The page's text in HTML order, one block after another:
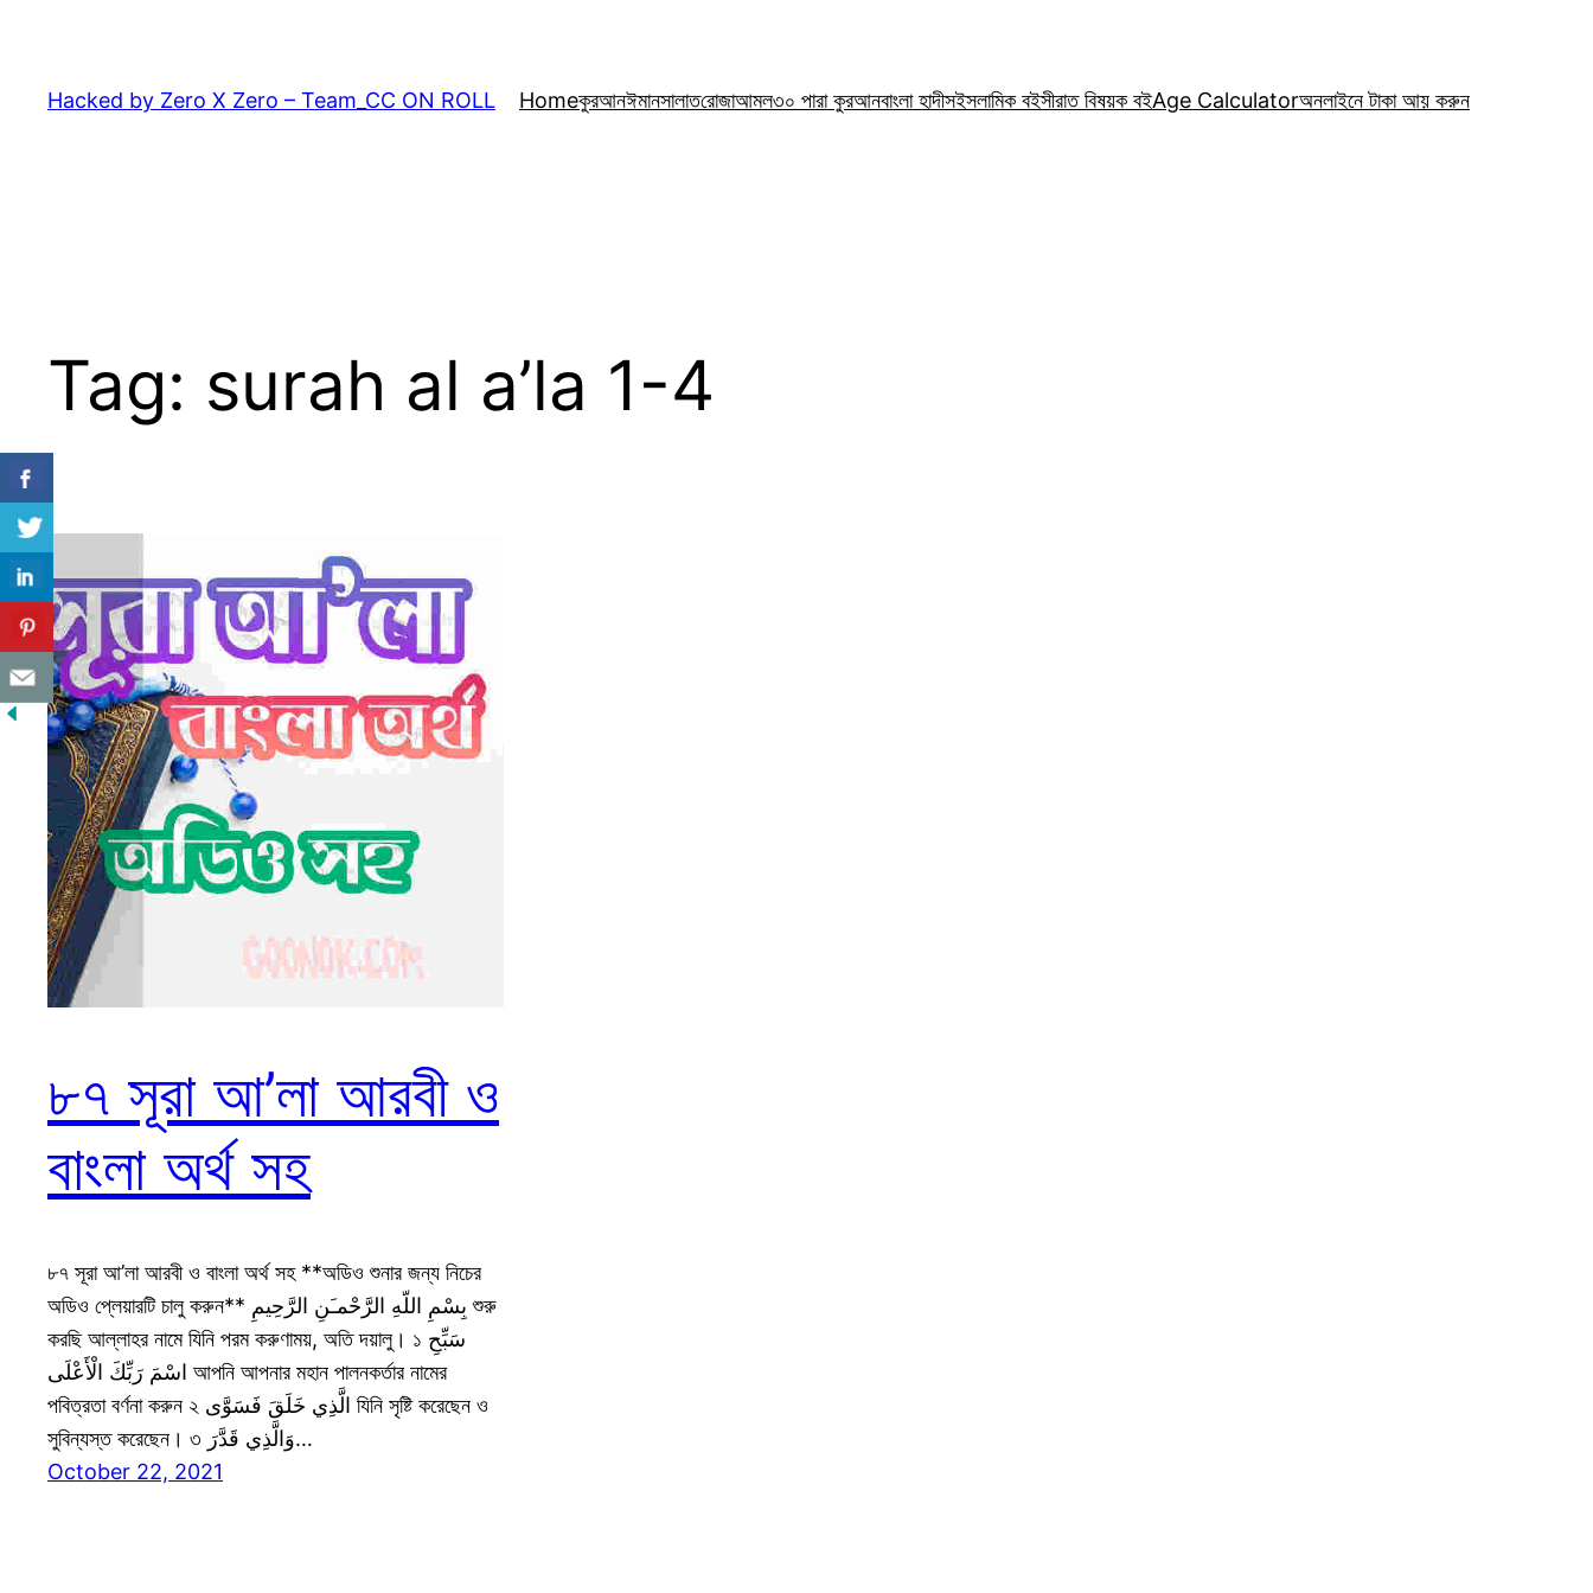
content
Hacked by Zero X Zero – Team_CC ON ROLL Homeকুরআনঈমানসালাতরোজাআমল৩০ পারা কুরআনবাংলা হাদীসইসলামিক বইসীরাত বিষয়ক বইAge Calculatorঅনলাইনে টাকা আয় করুন
Tag: surah al a’la 1-4
৮৭ সূরা আ’লা আরবী ও
বাংলা অর্থ সহ
৮৭ সূরা আ’লা আরবী ও বাংলা অর্থ সহ **অডিও শুনার জন্য নিচের
অডিও প্লেয়ারটি চালু করুন** بِسْمِ اللّهِ الرَّحْمـَنِ الرَّحِيمِ শুরু
করছি আল্লাহর নামে যিনি পরম করুণাময়, অতি দয়ালু। ১ سَبِّحِ
اسْمَ رَبِّكَ الْأَعْلَى আপনি আপনার মহান পালনকর্তার নামের
পবিত্রতা বর্ণনা করুন ২ الَّذِي خَلَقَ فَسَوَّى যিনি সৃষ্টি করেছেন ও
সুবিন্যস্ত করেছেন। ৩ وَالَّذِي قَدَّرَ…
October 22, 2021